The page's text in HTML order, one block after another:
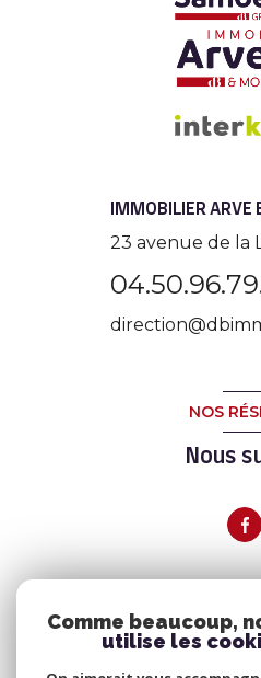
IMMOBILIER ARVE
23 avenue de la
NOS
Nous
Nous
Comme beaucoup,
utilise les